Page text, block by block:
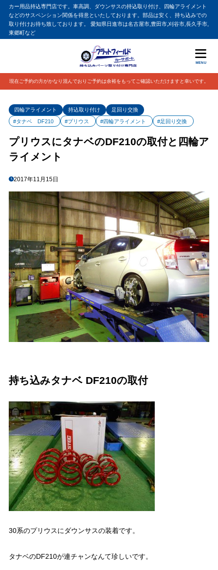
カー用品持込専門店です。車高調、ダウンサスの持込取り付け、四輪アライメント
などのサスペンション関係を得意といたしております。部品は安く、持ち込みでの
取り付けお待ち致しております。 愛知県日進市は名古屋市,豊田市,刈谷市,長久手市,
東郷町など
MENU
現在ご予約の方がかなり混んでおりご予約は余裕をもってご確認いただけますと幸いです。
四輪アライメント 持込取り付け
足回り交換
#タナベ DF210
#プリウス #四輪アライメント #足回り交換
プリウスにタナベのDF210の取付と四輪ア
ライメント
2017年11月15日
持ち込みタナベ DF210の取付
30系のプリウスにダウンサスの装着です。
タナベのDF210が連チャンなんて珍しいです。